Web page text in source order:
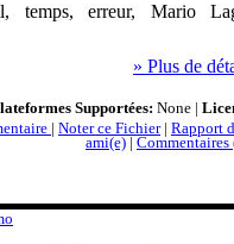
temps, erreur, Mario
» Plus de
Supportées: None |
| Noter ce Fichier| Rapport
ami(e) | Commentaires